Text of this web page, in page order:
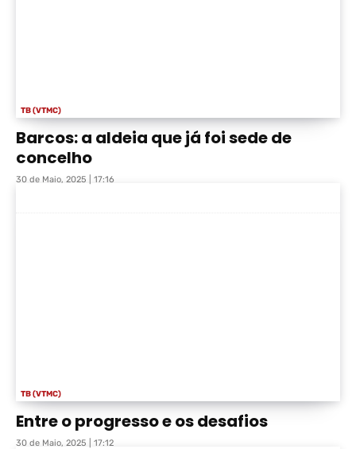
TB (VTMC)
Barcos: a aldeia que já foi sede de
concelho
30 de Maio, 2025 | 17:16
TB (VTMC)
Entre o progresso e os desafios
30 de Maio, 2025 | 17:12